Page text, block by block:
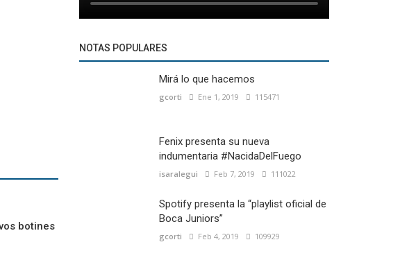
botines
NOTAS POPULARES
Mirá lo que hacemos
gcorti Ene 1, 2019 115471
Fenix presenta su nueva
indumentaria #NacidaDelFuego
isaralegui Feb 7, 2019 111022
Spotify presenta la “playlist oficial de
Boca Juniors”
gcorti Feb 4, 2019 109929